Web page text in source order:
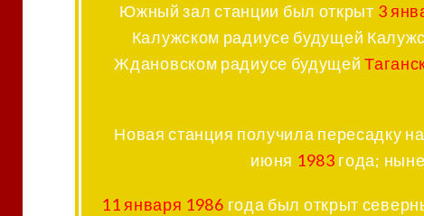
Южный зал станции был открыт 3
Калужском радиусе будущей
Ждановском радиусе будущей
Новая станция получила пересадку
июня 1983 года;
11 января 1986 года был открыт